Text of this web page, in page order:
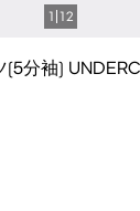
1 12
分袖)